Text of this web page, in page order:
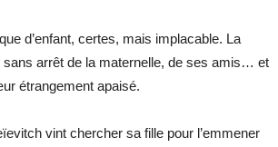
d’enfant, certes, mais implacable. La
sans arrêt de la maternelle, de ses amis… et
étrangement apaisé.
vint chercher sa fille pour l’emmener